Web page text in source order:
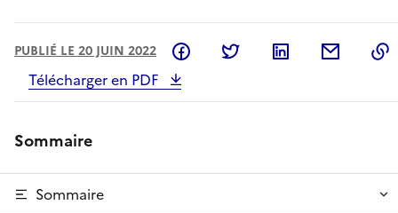
PUBLIÉ LE 20 JUIN 2022 Partager sur Facebook
Partager sur Twitter
Partager sur
Télécharger en PDF
Sommaire
Sommaire